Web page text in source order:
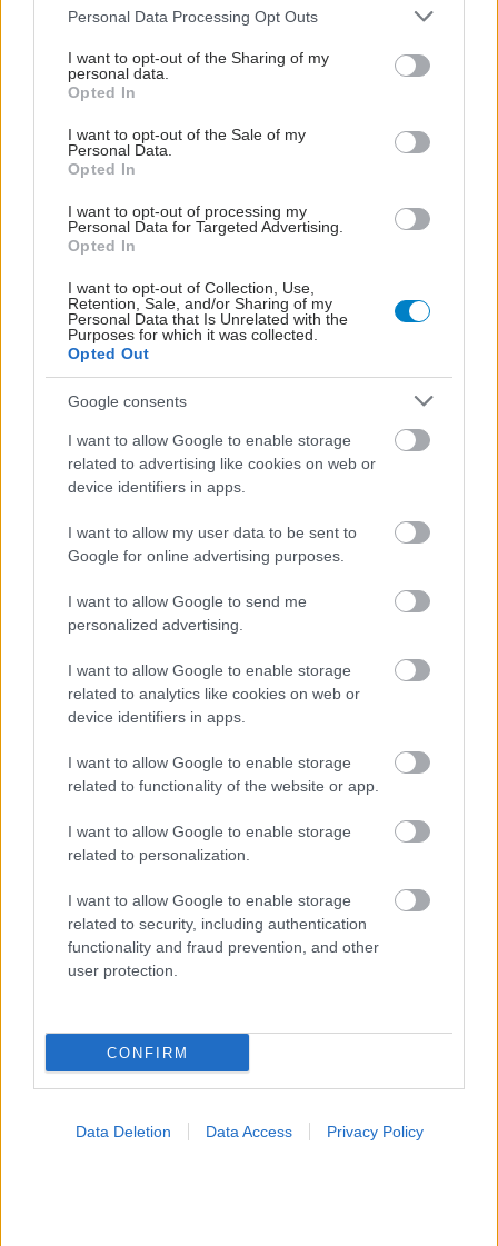
Please note that this website/app uses one or more Google
not limited to your visit or usage behaviour. You may click to
grant or deny consent to Google and its third-party tags to
use your data for below specified purposes in below Google
consent section.
Personal Data Processing Opt Outs
I want to opt-out of the Sharing of my
personal data.
Opted In
I want to opt-out of the Sale of my
Personal Data.
Opted In
I want to opt-out of processing my
Personal Data for Targeted Advertising.
Opted In
I want to opt-out of Collection, Use,
Retention, Sale, and/or Sharing of my
Personal Data that Is Unrelated with the
Purposes for which it was collected.
Opted Out
Google consents
I want to allow Google to enable storage
related to advertising like cookies on web or
device identifiers in apps.
I want to allow my user data to be sent to
Google for online advertising purposes.
I want to allow Google to send me
personalized advertising.
I want to allow Google to enable storage
related to analytics like cookies on web or
device identifiers in apps.
I want to allow Google to enable storage
related to functionality of the website or app.
I want to allow Google to enable storage
related to personalization.
I want to allow Google to enable storage
related to security, including authentication
functionality and fraud prevention, and other
user protection.
CONFIRM
Data Deletion Data Access Privacy Policy
Τρίτη, 04 Μαρτίου 2025, 14:45
Συμβουλίου
Η εκλογική διαδικασία, στην οποία συμμετείχαν όλα τα μέλη
του Συνδέσμου, διεξήχθη στο πλαίσιο της Ετήσιας Γενικής
στην Αθήνα.